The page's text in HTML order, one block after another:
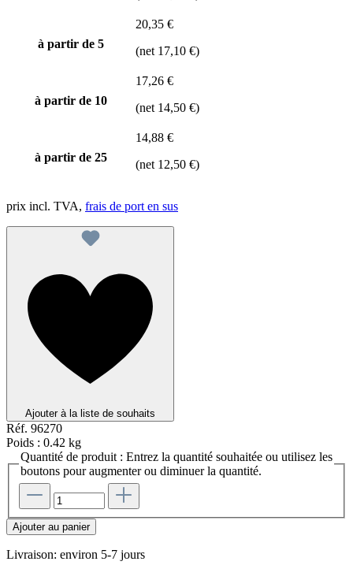
à partir de 5
20,35 €
(net 17,10 €)
à partir de 10
17,26 €
(net 14,50 €)
à partir de 25
14,88 €
(net 12,50 €)
prix incl. TVA, frais de port en sus
Ajouter à la liste de souhaits
Réf. 96270
Poids : 0.42 kg
Quantité de produit : Entrez la quantité souhaitée ou utilisez les
boutons pour augmenter ou diminuer la quantité.
Ajouter au panier
Livraison: environ 5-7 jours